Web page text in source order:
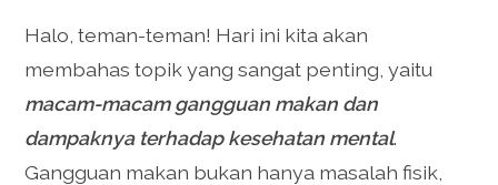
Halo, teman-teman! Hari ini kita akan
membahas topik yang sangat penting, yaitu
macam-macam gangguan makan dan
dampaknya terhadap kesehatan mental.
Gangguan makan bukan hanya masalah fisik,